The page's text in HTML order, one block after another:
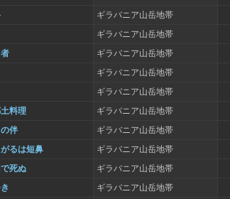
ギラバニア山岳地帯
ギラバニア山岳地帯
ギラバニア山岳地帯
ギラバニア山岳地帯
ギラバニア山岳地帯
料理
ギラバニア山岳地帯
伴
ギラバニア山岳地帯
るは短鼻
ギラバニア山岳地帯
死ぬ
ギラバニア山岳地帯
ギラバニア山岳地帯